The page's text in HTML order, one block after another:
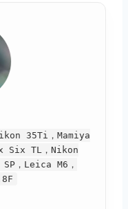
35Ti，Mamiya
Six TL，Nikon
，Leica M6，